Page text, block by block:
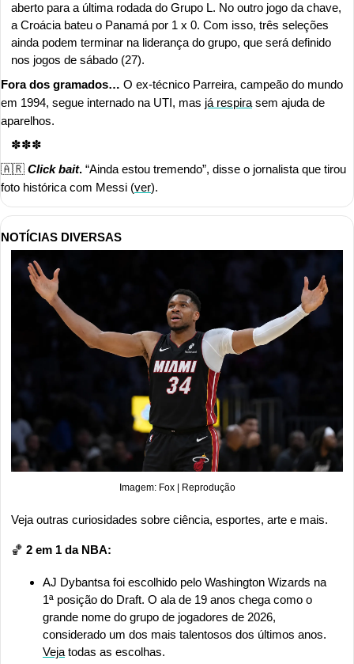
aberto para a última rodada do Grupo L. No outro jogo da chave,
a Croácia bateu o Panamá por 1 x 0. Com isso, três seleções
ainda podem terminar na liderança do grupo, que será definido
nos jogos de sábado (27).
Fora dos gramados… O ex-técnico Parreira, campeão do mundo
em 1994, segue internado na UTI, mas já respira sem ajuda de
aparelhos.
✽✽✽
🇦🇷 Click bait. “Ainda estou tremendo”, disse o jornalista que tirou
foto histórica com Messi (ver).
NOTÍCIAS DIVERSAS
Imagem: Fox | Reprodução
Veja outras curiosidades sobre ciência, esportes, arte e mais.
🏀 2 em 1 da NBA:
AJ Dybantsa foi escolhido pelo Washington Wizards na
1ª posição do Draft. O ala de 19 anos chega como o
grande nome do grupo de jogadores de 2026,
Veja todas as escolhas.